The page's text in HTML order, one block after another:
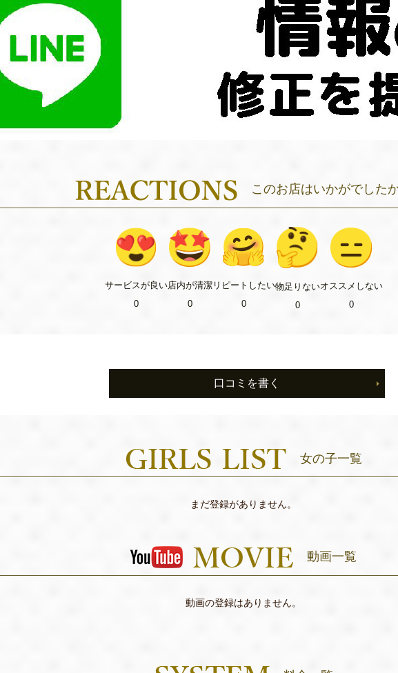
このお店はいかがでした
サービスが良い
0
店内が清潔
0
リピート したい
0
物足り ない
0
オススメ しない
0
口コミを書く
女の子一覧
まだ登録がありません。
動画一覧
動画の登録はありません。